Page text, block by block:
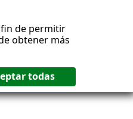
fin de permitir
obtener más